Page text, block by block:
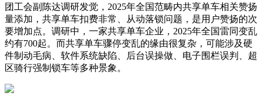
团工会副陈达调研发觉，2025年全国范畴内共享单车相关赞扬
量添加，共享单车扣费非常、从动落锁问题，是用户赞扬的次
要增加点。调研中，一家共享单车企业，2025年全国雷同变乱
约有700起。而共享单车骤停变乱的缘由很复杂，可能涉及硬
件制动毛病、软件系统缺陷、后台误操做、电子围栏误判、超
区骑行强制锁车等多种景象。